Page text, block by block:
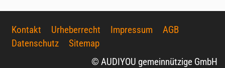
Kontakt Urheberrecht Impressum
AGB
Datenschutz
Sitemap
© AUDIYOU gemeinnützige GmbH